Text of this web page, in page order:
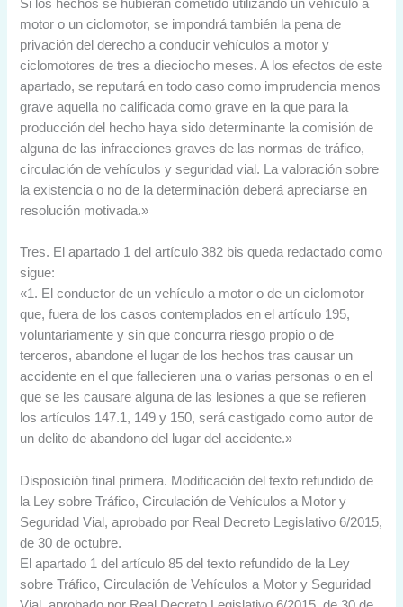
Si los hechos se hubieran cometido utilizando un vehículo a
motor o un ciclomotor, se impondrá también la pena de
privación del derecho a conducir vehículos a motor y
ciclomotores de tres a dieciocho meses. A los efectos de este
apartado, se reputará en todo caso como imprudencia menos
grave aquella no calificada como grave en la que para la
producción del hecho haya sido determinante la comisión de
alguna de las infracciones graves de las normas de tráfico,
circulación de vehículos y seguridad vial. La valoración sobre
la existencia o no de la determinación deberá apreciarse en
resolución motivada.»
Tres. El apartado 1 del artículo 382 bis queda redactado como
sigue:
«1. El conductor de un vehículo a motor o de un ciclomotor
que, fuera de los casos contemplados en el artículo 195,
voluntariamente y sin que concurra riesgo propio o de
terceros, abandone el lugar de los hechos tras causar un
accidente en el que fallecieren una o varias personas o en el
que se les causare alguna de las lesiones a que se refieren
los artículos 147.1, 149 y 150, será castigado como autor de
un delito de abandono del lugar del accidente.»
Disposición final primera. Modificación del texto refundido de
la Ley sobre Tráfico, Circulación de Vehículos a Motor y
Seguridad Vial, aprobado por Real Decreto Legislativo 6/2015,
de 30 de octubre.
El apartado 1 del artículo 85 del texto refundido de la Ley
sobre Tráfico, Circulación de Vehículos a Motor y Seguridad